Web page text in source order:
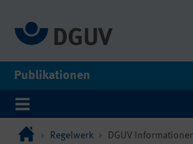
Publikationen
Regelwerk DGUV Informationen